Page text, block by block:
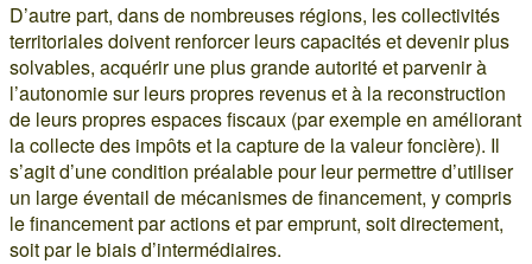
D’autre part, dans de nombreuses régions, les collectivités
territoriales doivent renforcer leurs capacités et devenir plus
solvables, acquérir une plus grande autorité et parvenir à
l’autonomie sur leurs propres revenus et à la reconstruction
de leurs propres espaces fiscaux (par exemple en améliorant
la collecte des impôts et la capture de la valeur foncière). Il
s’agit d’une condition préalable pour leur permettre d’utiliser
un large éventail de mécanismes de financement, y compris
le financement par actions et par emprunt, soit directement,
soit par le biais d’intermédiaires.